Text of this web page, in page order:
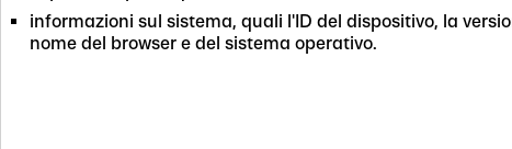
informazioni sul sistema, quali l'ID del dispositivo, la
nome del browser e del sistema operativo.